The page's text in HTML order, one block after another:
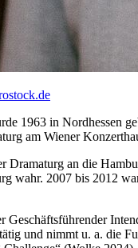
.de
1963 in Nordhessen
am Wiener
Dramaturg an die
wahr. 2007 bis 2012
Geschäftsführender
und nimmt u. a. die